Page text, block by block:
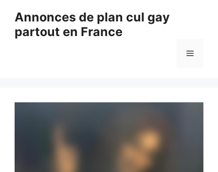
contenu
Annonces de plan cul gay
partout en France
Menu